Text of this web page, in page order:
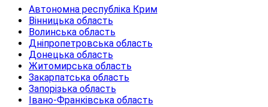
Автономна республіка Крим
Вінницька область
Волинська область
Дніпропетровська область
Донецька область
Житомирська область
Закарпатська область
Запорізька область
Івано-Франківська область